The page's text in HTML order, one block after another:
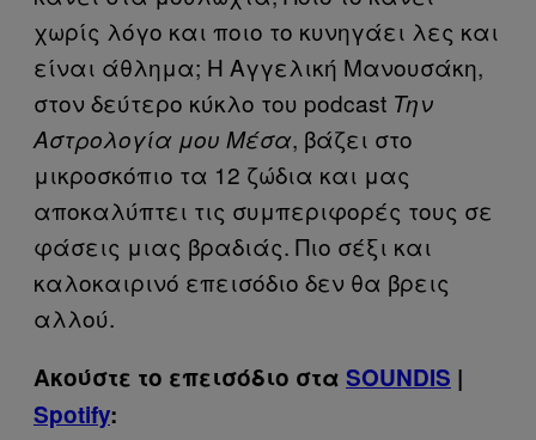
χωρίς λόγο και ποιο το κυνηγάει λες και
είναι άθλημα; Η Αγγελική Μανουσάκη,
στον δεύτερο κύκλο του podcast Την
Αστρολογία μου Μέσα, βάζει στο
μικροσκόπιο τα 12 ζώδια και μας
αποκαλύπτει τις συμπεριφορές τους σε
φάσεις μιας βραδιάς. Πιο σέξι και
καλοκαιρινό επεισόδιο δεν θα βρεις
αλλού.
Ακούστε το επεισόδιο στα SOUNDIS |
Spotify: